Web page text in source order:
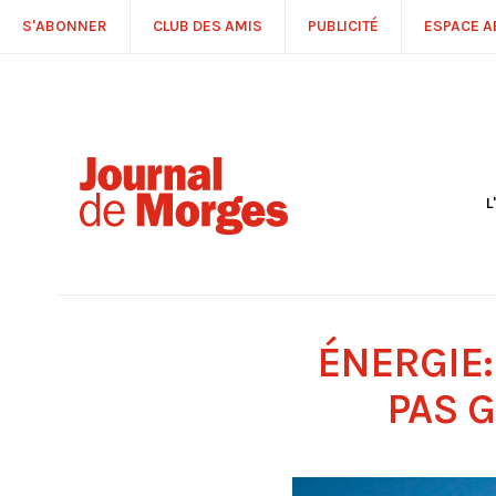
S'ABONNER CLUB DES AMIS PUBLICITÉ ESPACE
PAS